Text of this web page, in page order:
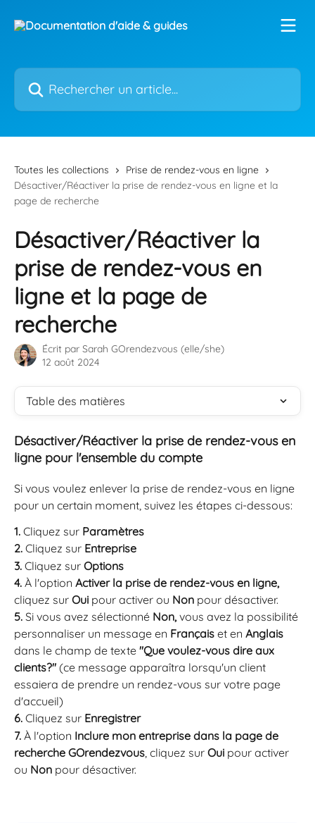
Rechercher un article...
Toutes les collections
Prise de rendez-vous en ligne
Désactiver/Réactiver la prise de rendez-vous en ligne et la
page de recherche
Désactiver/Réactiver la
prise de rendez-vous en
ligne et la page de
recherche
Écrit par Sarah GOrendezvous (elle/she)
12 août 2024
Table des matières
Désactiver/Réactiver la prise de rendez-vous en
ligne pour l'ensemble du compte
Si vous voulez enlever la prise de rendez-vous en ligne
pour un certain moment, suivez les étapes ci-dessous:
1. Cliquez sur Paramètres
2. Cliquez sur Entreprise
3. Cliquez sur Options
4. À l'option Activer la prise de rendez-vous en ligne,
cliquez sur Oui pour activer ou Non pour désactiver.
5. Si vous avez sélectionné Non, vous avez la possibilité
personnaliser un message en Français et en Anglais
dans le champ de texte "Que voulez-vous dire aux
clients?" (ce message apparaîtra lorsqu'un client
essaiera de prendre un rendez-vous sur votre page
d'accueil)
6. Cliquez sur Enregistrer
7. À l'option Inclure mon entreprise dans la page de
recherche GOrendezvous , cliquez sur Oui pour activer
ou Non pour désactiver.